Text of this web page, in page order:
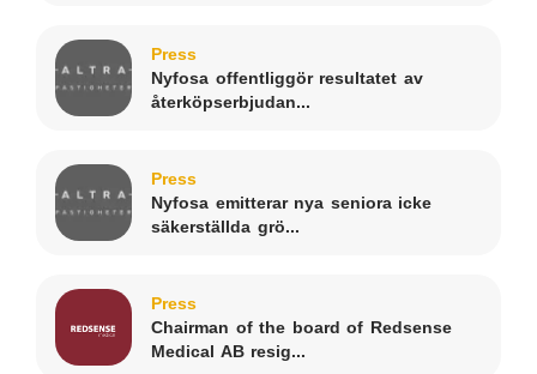
Press
Nyfosa offentliggör resultatet av
återköpserbjudan...
Press
Nyfosa emitterar nya seniora icke
säkerställda grö...
Press
Chairman of the board of Redsense
Medical AB resig...